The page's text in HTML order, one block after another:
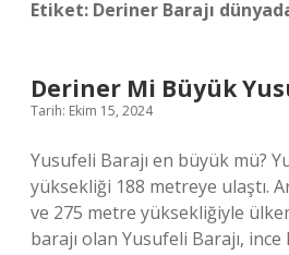
Etiket: Deriner Barajı
Deriner Mi Büyük
Tarih: Ekim 15, 2024
Yusufeli Barajı en büyük mü?
yüksekliği 188 metreye ulaştı.
ve 275 metre yüksekliğiyle
barajı olan Yusufeli Barajı,